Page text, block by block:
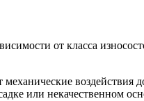
от класса
воздействия
или некачественном